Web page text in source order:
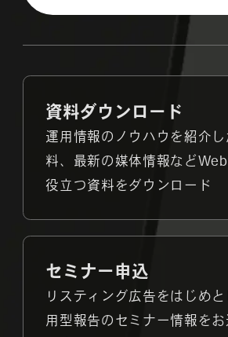
資料ダウンロード
運用情報のノウハウを紹介し
料、最新の媒体情報など
役立つ資料をダウンロード
セミナー申込
リスティング広告をはじめと
用型報告のセミナー情報をお